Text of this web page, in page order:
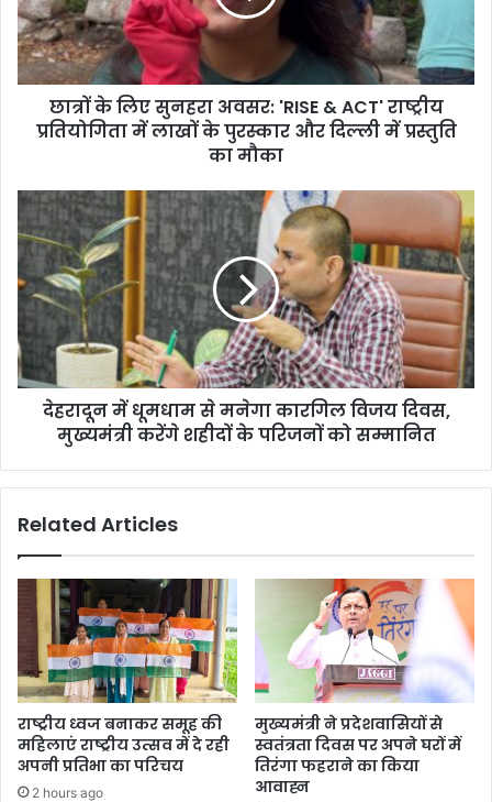
'RISE
&
ACT'
राष्ट्रीय
प्रतियोगिता
पुरस्कार
और
दिल्ली
में
प्रस्तुति
मौका
छात्रों के लिए सुनहरा अवसर: 'RISE & ACT' राष्ट्रीय
प्रतियोगिता में लाखों के पुरस्कार और दिल्ली में प्रस्तुति
का मौका
देहरादून
में
धूमधाम
मनेगा
कारगिल
विजय
दिवस,
मुख्यमंत्री
सम्मानित
देहरादून में धूमधाम से मनेगा कारगिल विजय दिवस,
मुख्यमंत्री करेंगे शहीदों के परिजनों को सम्मानित
Related Articles
राष्ट्रीय ध्वज बनाकर समूह की
महिलाएं राष्ट्रीय उत्सव में दे रही
अपनी प्रतिभा का परिचय
2 hours ago
मुख्यमंत्री ने प्रदेशवासियों से
स्वतंत्रता दिवस पर अपने घरों में
तिरंगा फहराने का किया
आवाह्न